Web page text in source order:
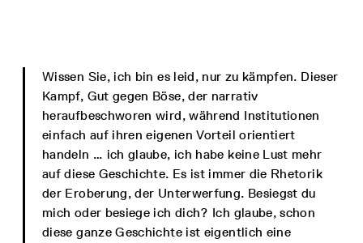
Wissen Sie, ich bin es leid, nur zu kämpfen. Dieser
Kampf, Gut gegen Böse, der narrativ
heraufbeschworen wird, während Institutionen
einfach auf ihren eigenen Vorteil orientiert
handeln … ich glaube, ich habe keine Lust mehr
auf diese Geschichte. Es ist immer die Rhetorik
der Eroberung, der Unterwerfung. Besiegst du
mich oder besiege ich dich? Ich glaube, schon
diese ganze Geschichte ist eigentlich eine